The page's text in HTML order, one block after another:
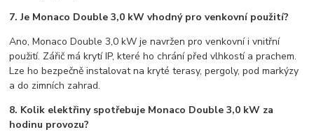
7. Je Monaco Double 3,0 kW vhodný pro venkovní použití?
Ano, Monaco Double 3,0 kW je navržen pro venkovní i vnitřní
použití. Zářič má krytí IP, které ho chrání před vlhkostí a prachem.
Lze ho bezpečně instalovat na kryté terasy, pergoly, pod markýzy
a do zimních zahrad.
8. Kolik elektřiny spotřebuje Monaco Double 3,0 kW za
hodinu provozu?